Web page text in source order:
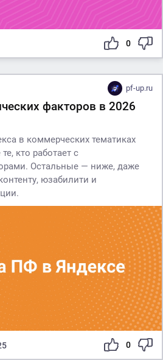
0
pf-up.ru
факторов в 2026
в коммерческих тематиках
кто работает с
Остальные — ниже, даже
юзабилити и
0